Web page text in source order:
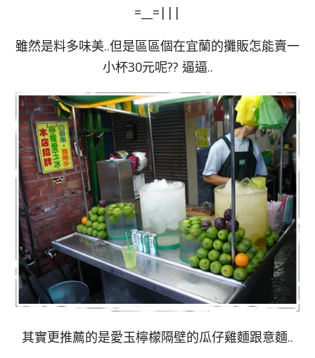
=__=|||
雖然是料多味美..但是區區個在宜蘭的攤販怎能賣一
小杯30元呢?? 逼逼..
其實更推薦的是愛玉檸檬隔壁的瓜仔雞麵跟意麵..